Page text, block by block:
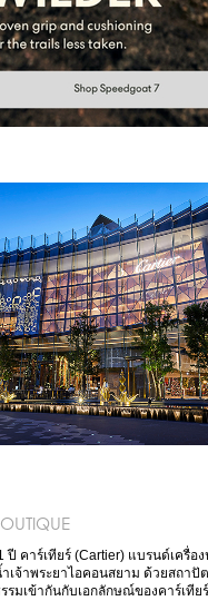
ปี คาร์เทียร์ (Cartier) แบรนด์เครื่อ
จ้าพระยาไอคอนสยาม ด้วยสถาปั
มเข้ากันกับเอกลักษณ์ของคาร์เทีย